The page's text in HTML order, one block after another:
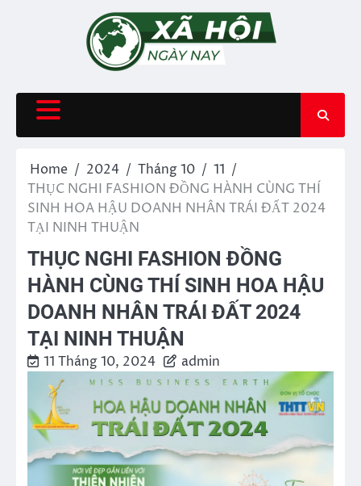
Home 2024 Tháng 10
11
THỤC NGHI FASHION ĐỒNG HÀNH CÙNG THÍ
SINH HOA HẬU DOANH NHÂN TRÁI ĐẤT 2024
TẠI NINH THUẬN
THỤC NGHI FASHION ĐỒNG
HÀNH CÙNG THÍ SINH HOA HẬU
DOANH NHÂN TRÁI ĐẤT 2024
TẠI NINH THUẬN
11 Tháng 10, 2024 admin